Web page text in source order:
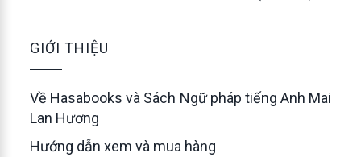
GIỚI THIỆU
Về Hasabooks và Sách Ngữ pháp tiếng Anh Mai
Lan Hương
Hướng dẫn xem và mua hàng